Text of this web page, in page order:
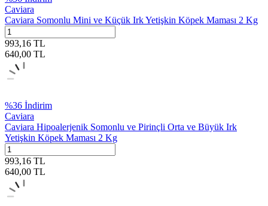
Caviara
Caviara Somonlu Mini ve Küçük Irk Yetişkin Köpek Maması 2 Kg
993,16 TL
640,00 TL
%36 İndirim
Caviara
Caviara Hipoalerjenik Somonlu ve Pirinçli Orta ve Büyük Irk
Yetişkin Köpek Maması 2 Kg
993,16 TL
640,00 TL